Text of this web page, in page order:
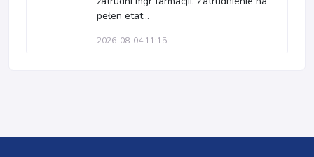
pełen etat...
2026-08-04 11:15